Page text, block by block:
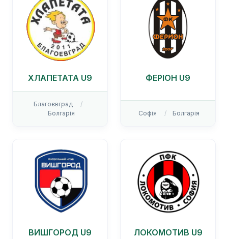
ХЛАПЕТАТА U9
Благоєвград
Болгарія
ФЕРІОН U9
Софія Болгарія
ВИШГОРОД U9 ЛОКОМОТИВ U9